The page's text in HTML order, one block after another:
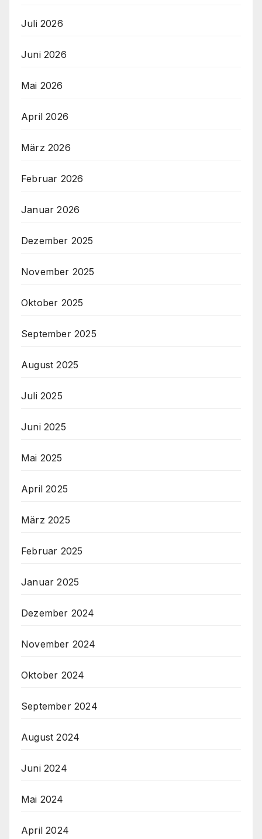
Juli 2026
Juni 2026
Mai 2026
April 2026
März 2026
Februar 2026
Januar 2026
Dezember 2025
November 2025
Oktober 2025
September 2025
August 2025
Juli 2025
Juni 2025
Mai 2025
April 2025
März 2025
Februar 2025
Januar 2025
Dezember 2024
November 2024
Oktober 2024
September 2024
August 2024
Juni 2024
Mai 2024
April 2024